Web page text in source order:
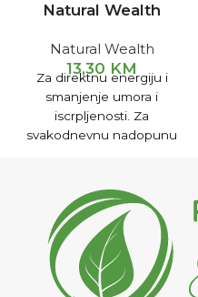
Natural Wealth
Natural Wealth
13,30 KM
Za direktnu energiju i
smanjenje umora i
iscrpljenosti. Za
svakodnevnu nadopunu
breskve i marakuje.